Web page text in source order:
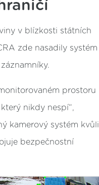
v blízkosti státních
zde nasadily systém
prostoru
nikdy nespí“,
kamerový systém kvůli
bezpečnostní